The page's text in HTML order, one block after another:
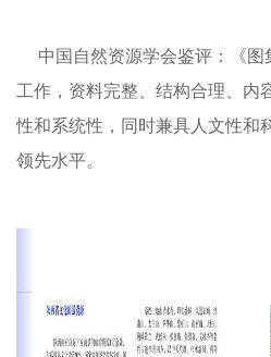
中国自然资源学会鉴评：《图
工作，资料完整、结构合理、内
性和系统性，同时兼具人文性和
领先水平。